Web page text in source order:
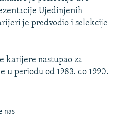
Ujedinjenih
je predvodio i selekcije
karijere nastupao za
u periodu od 1983. do 1990.
nas